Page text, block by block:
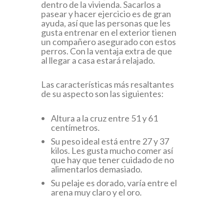
dentro de la vivienda. Sacarlos a
pasear y hacer ejercicio es de gran
ayuda, así que las personas que les
gusta entrenar en el exterior tienen
un compañero asegurado con estos
perros. Con la ventaja extra de que
al llegar a casa estará relajado.
Las características más resaltantes
de su aspecto son las siguientes:
Altura a la cruz entre 51 y 61
centímetros.
Su peso ideal está entre 27 y 37
kilos. Les gusta mucho comer así
que hay que tener cuidado de no
alimentarlos demasiado.
Su pelaje es dorado, varía entre el
arena muy claro y el oro.